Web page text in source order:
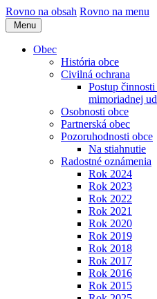
Rovno na obsah Rovno na menu
Menu
Obec
História obce
Civilná ochrana
Postup
mimoriadnej
Osobnosti obce
Partnerská obec
Pozoruhodnosti obce
Na stiahnutie
Radostné oznámenia
Rok 2024
Rok 2023
Rok 2022
Rok 2021
Rok 2020
Rok 2019
Rok 2018
Rok 2017
Rok 2016
Rok 2015